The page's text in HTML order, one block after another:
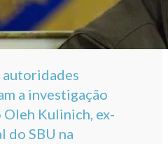
autoridades
a investigação
Kulinich, ex-
do SBU na